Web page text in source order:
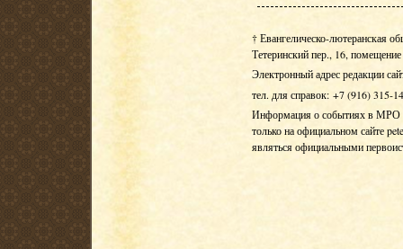
† Евангелическо-лютеранская
Тетеринский пер., 16,
Электронный адрес редакции
тел. для справок: +7 (916) 315-
Информация о событиях в МРО
только на официальном сайте
являться официальными